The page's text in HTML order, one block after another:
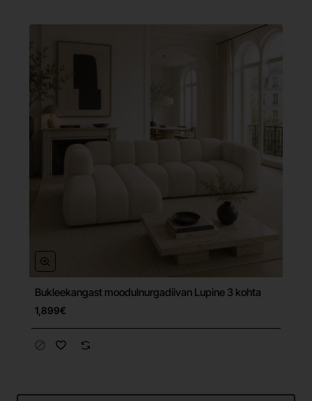
Tasuta tarne
Bukleekangast moodulnurgadiivan Lupine 3 kohta
1,899€